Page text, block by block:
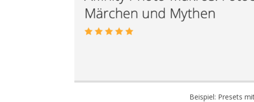
Beispiel: Presets